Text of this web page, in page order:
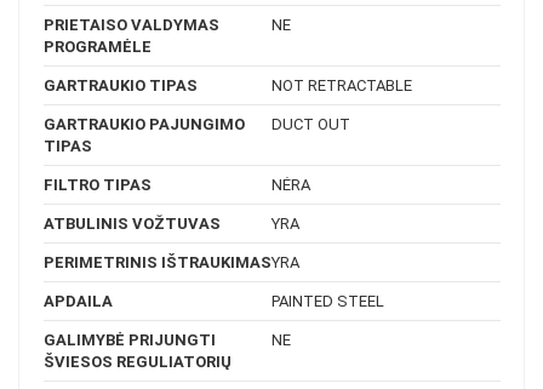
PRIETAISO VALDYMAS
PROGRAMĖLE
NE
GARTRAUKIO TIPAS NOT RETRACTABLE
GARTRAUKIO PAJUNGIMO
TIPAS
DUCT OUT
FILTRO TIPAS NĖRA
ATBULINIS VOŽTUVAS YRA
PERIMETRINIS IŠTRAUKIMASYRA
APDAILA PAINTED STEEL
GALIMYBĖ PRIJUNGTI
ŠVIESOS REGULIATORIŲ
NE